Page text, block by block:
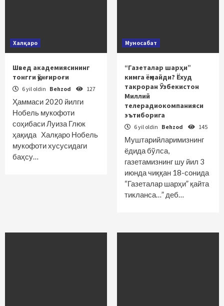
Халқаро
Швед академиясининг
тонгги қўнғироғи
6 yil oldin Behzod 127
Ҳаммаси 2020 йилги
Нобель мукофоти
соҳибаси Луиза Глюк
ҳақида Халқаро Нобель
мукофоти хусусидаги
баҳсу…
Муносабат
“Газеталар шарҳи”
кимга ёқмайди? Ёхуд
такроран Ўзбекистон
Миллий
телерадиокомпанияси
эътиборига
6 yil oldin Behzod 145
Муштарийларимизнинг
ёдида бўлса,
газетамизнинг шу йил 3
июнда чиққан 18-сонида
“Газеталар шарҳи” қайта
тикланса…” деб…